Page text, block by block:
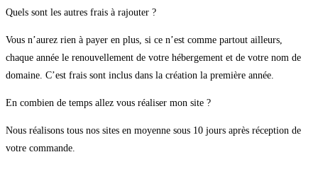
Quels sont les autres frais à rajouter ?
Vous n’aurez rien à payer en plus, si ce n’est comme partout ailleurs,
chaque année le renouvellement de votre hébergement et de votre nom de
domaine. C’est frais sont inclus dans la création la première année.
En combien de temps allez vous réaliser mon site ?
Nous réalisons tous nos sites en moyenne sous 10 jours après réception de
votre commande.